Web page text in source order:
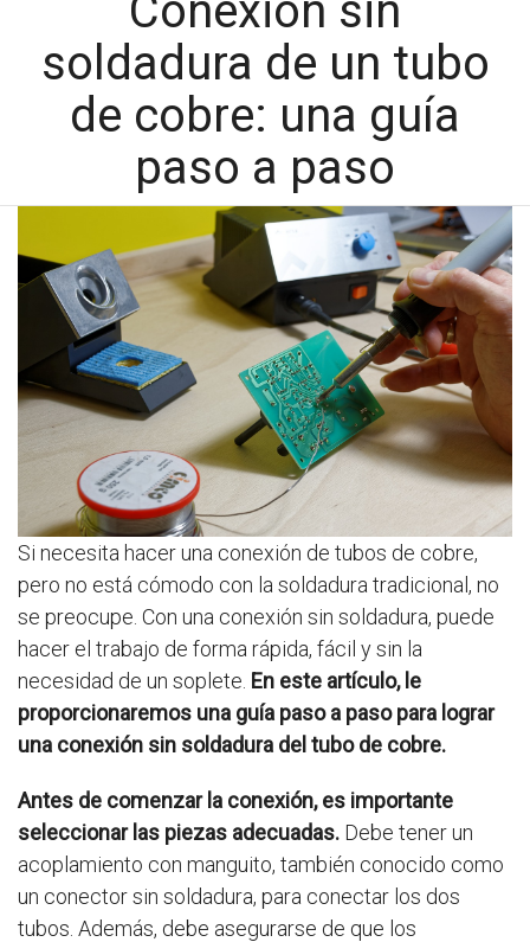
Conexión sin
soldadura de un tubo
de cobre: una guía
paso a paso
Si necesita hacer una conexión de tubos de cobre,
pero no está cómodo con la soldadura tradicional, no
se preocupe. Con una conexión sin soldadura, puede
hacer el trabajo de forma rápida, fácil y sin la
necesidad de un soplete. En este artículo, le
proporcionaremos una guía paso a paso para lograr
una conexión sin soldadura del tubo de cobre.
Antes de comenzar la conexión, es importante
seleccionar las piezas adecuadas. Debe tener un
acoplamiento con manguito, también conocido como
un conector sin soldadura, para conectar los dos
tubos. Además, debe asegurarse de que los